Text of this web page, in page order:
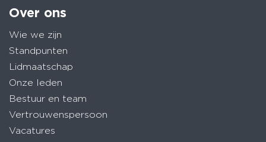
Over ons
Wie we zijn
Standpunten
Lidmaatschap
Onze leden
Bestuur en team
Vertrouwenspersoon
Vacatures